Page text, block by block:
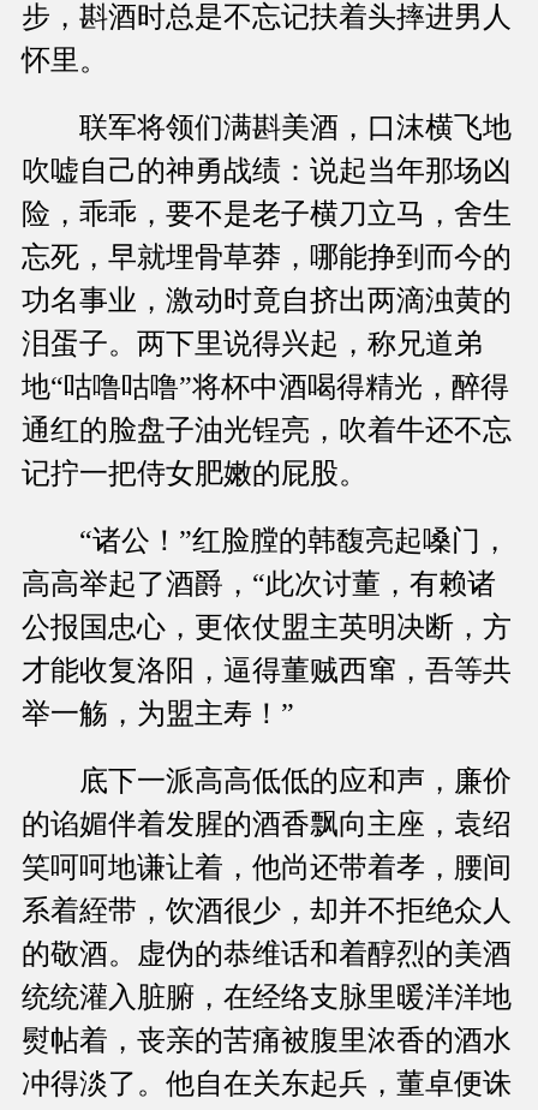
步，斟酒时总是不忘记扶着头摔进男人
怀里。
联军将领们满斟美酒，口沫横飞地
吹嘘自己的神勇战绩：说起当年那场凶
险，乖乖，要不是老子横刀立马，舍生
忘死，早就埋骨草莽，哪能挣到而今的
功名事业，激动时竟自挤出两滴浊黄的
泪蛋子。两下里说得兴起，称兄道弟
地“咕噜咕噜”将杯中酒喝得精光，醉得
通红的脸盘子油光锃亮，吹着牛还不忘
记拧一把侍女肥嫩的屁股。
“诸公！”红脸膛的韩馥亮起嗓门，
高高举起了酒爵，“此次讨董，有赖诸
公报国忠心，更依仗盟主英明决断，方
才能收复洛阳，逼得董贼西窜，吾等共
举一觞，为盟主寿！”
底下一派高高低低的应和声，廉价
的谄媚伴着发腥的酒香飘向主座，袁绍
笑呵呵地谦让着，他尚还带着孝，腰间
系着絰带，饮酒很少，却并不拒绝众人
的敬酒。虚伪的恭维话和着醇烈的美酒
统统灌入脏腑，在经络支脉里暖洋洋地
熨帖着，丧亲的苦痛被腹里浓香的酒水
冲得淡了。他自在关东起兵，董卓便诛